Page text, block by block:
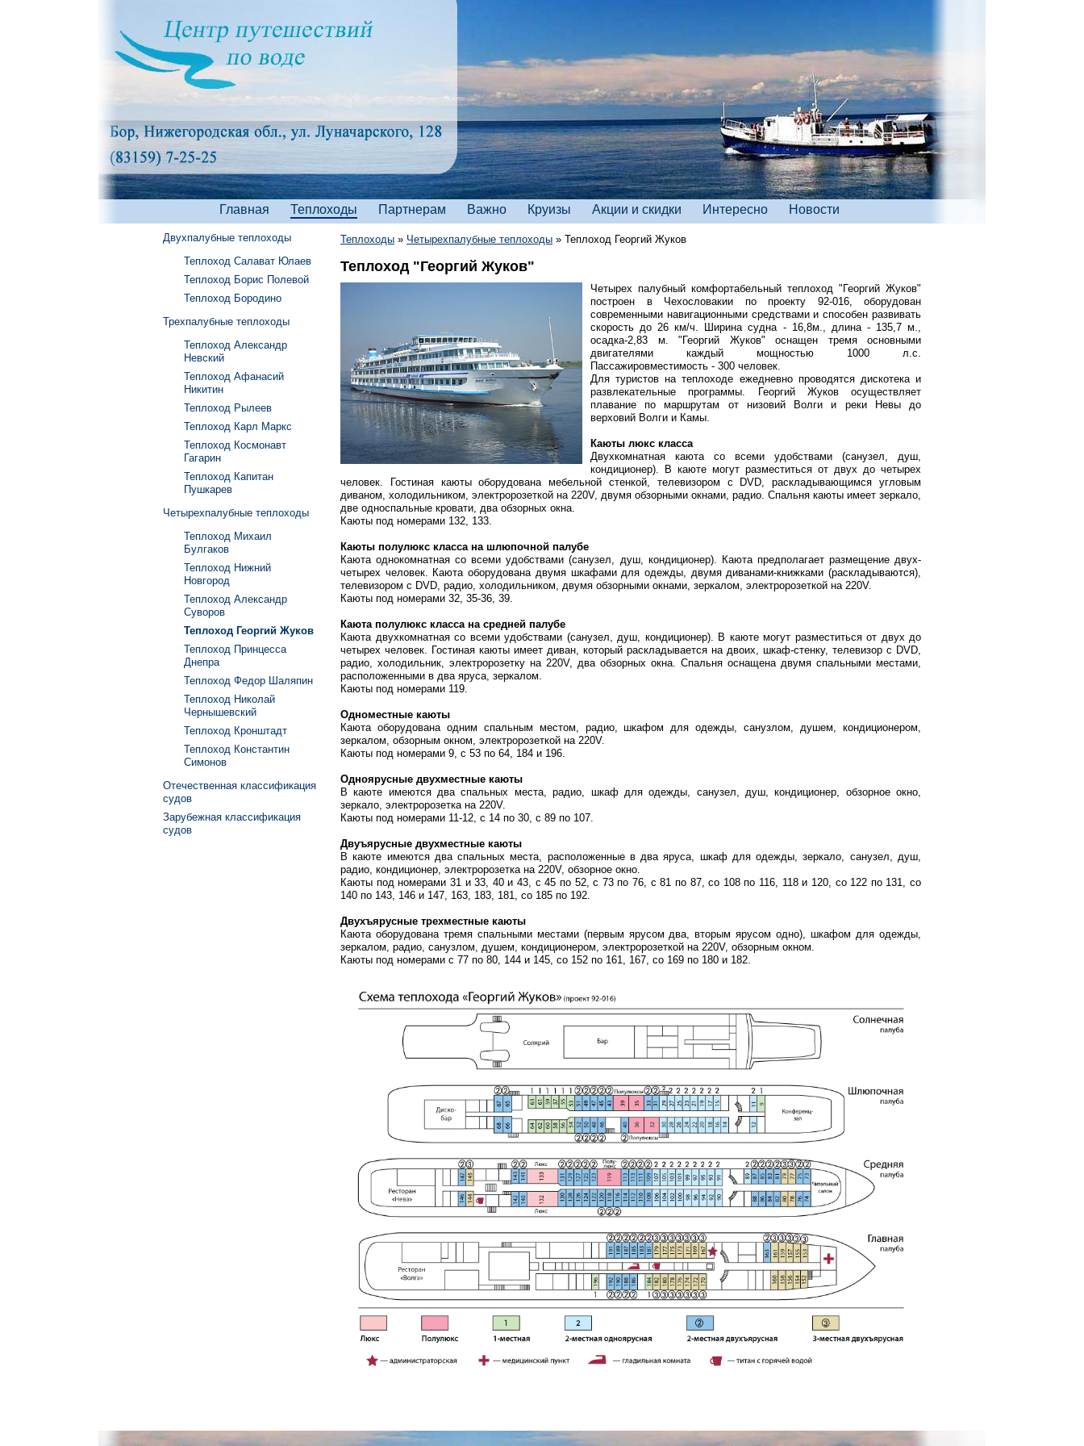
Главная Теплоходы Партнерам Важно Круизы Акции и скидки Интересно Новости
Теплоходы » Четырехпалубные теплоходы » Теплоход Георгий Жуков
Теплоход "Георгий Жуков"
Четырех палубный комфортабельный теплоход "Георгий Жуков"
построен в Чехословакии по проекту 92-016, оборудован
современными навигационными средствами и способен развивать
скорость до 26 км/ч. Ширина судна - 16,8м., длина - 135,7 м.,
осадка-2,83 м. "Георгий Жуков" оснащен тремя основными
двигателями каждый мощностью 1000 л.с.
Пассажировместимость - 300 человек.
Для туристов на теплоходе ежедневно проводятся дискотека и
развлекательные программы. Георгий Жуков осуществляет
плавание по маршрутам от низовий Волги и реки Невы до
верховий Волги и Камы.
Каюты люкс класса
Двухкомнатная каюта со всеми удобствами (санузел, душ,
кондиционер). В каюте могут разместиться от двух до четырех
человек. Гостиная каюты оборудована мебельной стенкой, телевизором с DVD, раскладывающимся угловым
диваном, холодильником, электророзеткой на 220V, двумя обзорными окнами, радио. Спальня каюты имеет зеркало,
две односпальные кровати, два обзорных окна.
Каюты под номерами 132, 133.
Каюты полулюкс класса на шлюпочной палубе
Каюта однокомнатная со всеми удобствами (санузел, душ, кондиционер). Каюта предполагает размещение двух-
четырех человек. Каюта оборудована двумя шкафами для одежды, двумя диванами-книжками (раскладываются),
телевизором с DVD, радио, холодильником, двумя обзорными окнами, зеркалом, электророзеткой на 220V.
Каюты под номерами 32, 35-36, 39.
Каюта полулюкс класса на средней палубе
Каюта двухкомнатная со всеми удобствами (санузел, душ, кондиционер). В каюте могут разместиться от двух до
четырех человек. Гостиная каюты имеет диван, который раскладывается на двоих, шкаф-стенку, телевизор с DVD,
радио, холодильник, электророзетку на 220V, два обзорных окна. Спальня оснащена двумя спальными местами,
расположенными в два яруса, зеркалом.
Каюты под номерами 119.
Одноместные каюты
Каюта оборудована одним спальным местом, радио, шкафом для одежды, санузлом, душем, кондиционером,
зеркалом, обзорным окном, электророзеткой на 220V.
Каюты под номерами 9, с 53 по 64, 184 и 196.
Одноярусные двухместные каюты
В каюте имеются два спальных места, радио, шкаф для одежды, санузел, душ, кондиционер, обзорное окно,
зеркало, электророзетка на 220V.
Каюты под номерами 11-12, с 14 по 30, с 89 по 107.
Двуъярусные двухместные каюты
В каюте имеются два спальных места, расположенные в два яруса, шкаф для одежды, зеркало, санузел, душ,
радио, кондиционер, электророзетка на 220V, обзорное окно.
Каюты под номерами 31 и 33, 40 и 43, с 45 по 52, с 73 по 76, с 81 по 87, со 108 по 116, 118 и 120, со 122 по 131, со
140 по 143, 146 и 147, 163, 183, 181, со 185 по 192.
Двухъярусные трехместные каюты
Каюта оборудована тремя спальными местами (первым ярусом два, вторым ярусом одно), шкафом для одежды,
зеркалом, радио, санузлом, душем, кондиционером, электророзеткой на 220V, обзорным окном.
Каюты под номерами с 77 по 80, 144 и 145, со 152 по 161, 167, со 169 по 180 и 182.
Двухпалубные теплоходы
Теплоход Салават Юлаев
Теплоход Борис Полевой
Теплоход Бородино
Трехпалубные теплоходы
Теплоход Александр
Невский
Теплоход Афанасий
Никитин
Теплоход Рылеев
Теплоход Карл Маркс
Теплоход Космонавт
Гагарин
Теплоход Капитан
Пушкарев
Четырехпалубные теплоходы
Теплоход Михаил
Булгаков
Теплоход Нижний
Новгород
Теплоход Александр
Суворов
Теплоход Георгий Жуков
Теплоход Принцесса
Днепра
Теплоход Федор Шаляпин
Теплоход Николай
Чернышевский
Теплоход Кронштадт
Теплоход Константин
Симонов
Отечественная классификация
судов
Зарубежная классификация
судов